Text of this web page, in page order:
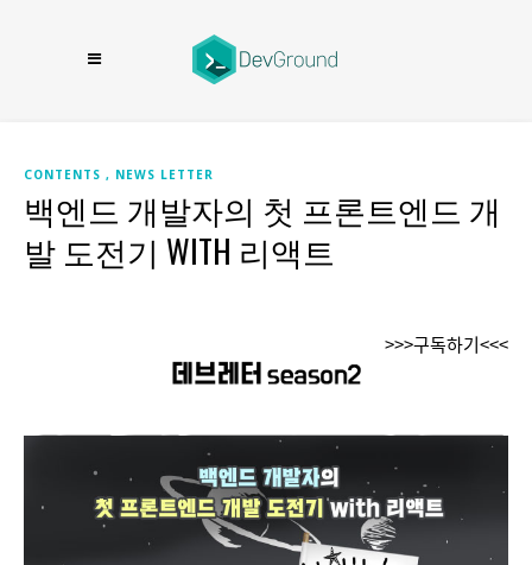
CONTENTS NEWS LETTER
백엔드 개발자의 첫 프론트엔드 개
발 도전기 WITH 리액트
>>>구독하기<<<